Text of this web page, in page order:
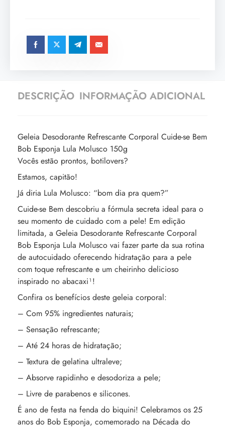
DESCRIÇÃO INFORMAÇÃO ADICIONAL
Geleia Desodorante Refrescante Corporal Cuide-se Bem
Bob Esponja Lula Molusco 150g
Vocês estão prontos, botilovers?
Estamos, capitão!
Já diria Lula Molusco: “bom dia pra quem?”
Cuide-se Bem descobriu a fórmula secreta ideal para o
seu momento de cuidado com a pele! Em edição
limitada, a Geleia Desodorante Refrescante Corporal
Bob Esponja Lula Molusco vai fazer parte da sua rotina
de autocuidado oferecendo hidratação para a pele
com toque refrescante e um cheirinho delicioso
inspirado no abacaxi¹!
Confira os benefícios deste geleia corporal:
– Com 95% ingredientes naturais;
– Sensação refrescante;
– Até 24 horas de hidratação;
– Textura de gelatina ultraleve;
– Absorve rapidinho e desodoriza a pele;
– Livre de parabenos e silicones.
É ano de festa na fenda do biquini! Celebramos os 25
anos do Bob Esponja, comemorado na Década do